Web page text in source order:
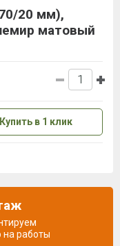
20 мм),
матовый
Купить в 1 клик
на работы